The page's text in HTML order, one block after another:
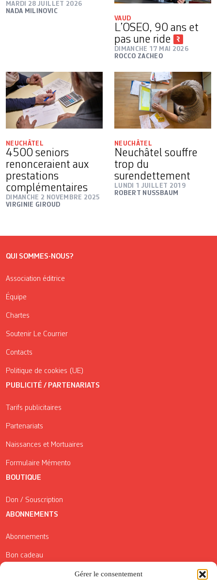
Gérer le consentement
MARDI 28 JUILLET 2026
NADA MILINOVIC
VAUD
L’OSEO, 90 ans et
pas une ride
DIMANCHE 17 MAI 2026
ROCCO ZACHEO
NEUCHÂTEL
4500 seniors
renonceraient aux
prestations
complémentaires
DIMANCHE 2 NOVEMBRE 2025
VIRGINIE GIROUD
NEUCHÂTEL
Neuchâtel souffre
trop du
surendettement
LUNDI 1 JUILLET 2019
ROBERT NUSSBAUM
QUI SOMMES-NOUS?
Association éditrice
Équipe
Chartes
Soutenir Le Courrier
Contacts
Politique de cookies (UE)
PUBLICITÉ / PARTENARIATS
Tarifs publicitaires
Partenariats
Naissances et Mortuaires
Formulaire Mémento
BOUTIQUE
Don / Souscription
ABONNEMENTS
Abonnements
Bon cadeau
Conditions générales de vente